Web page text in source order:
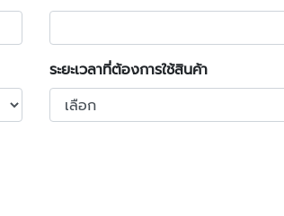
ระยะเวลาที่ต้องการใช้สินค้า